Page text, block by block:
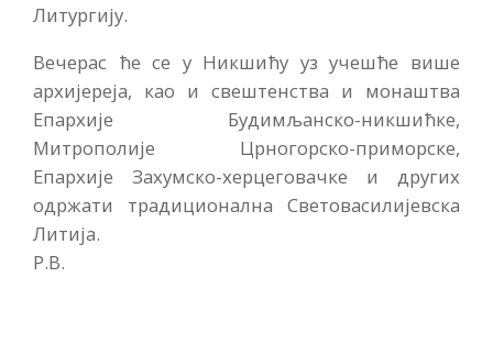
Литургију.
Вечерас ће се у Никшићу уз учешће више
архијереја, као и свештенства и монаштва
Епархије Будимљанско-никшићке,
Митрополије Црногорско-приморске,
Епархије Захумско-херцеговачке и других
одржати традиционална Световасилијевска
Литија.
Р.В.